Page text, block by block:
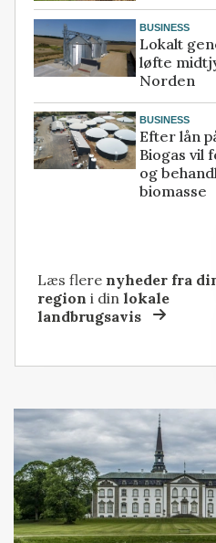
BUSINESS
Lokalt
løfte
Norden
BUSINESS
Efter lån
Biogas vil
og
biomasse
Læs flere nyheder fra
region i dinlokale
landbrugsavis